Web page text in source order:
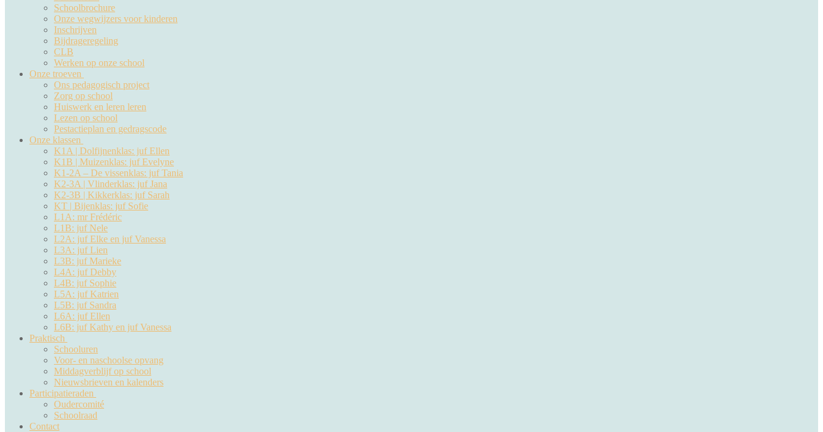
Schoolbrochure
Onze wegwijzers voor kinderen
Inschrijven
Bijdrageregeling
CLB
Werken op onze school
Onze troeven
Ons pedagogisch project
Zorg op school
Huiswerk en leren leren
Lezen op school
Pestactieplan en gedragscode
Onze klassen
K1A | Dolfijnenklas: juf Ellen
K1B | Muizenklas: juf Evelyne
K1-2A – De vissenklas: juf Tania
K2-3A | Vlinderklas: juf Jana
K2-3B | Kikkerklas: juf Sarah
KT | Bijenklas: juf Sofie
L1A: mr Frédéric
L1B: juf Nele
L2A: juf Elke en juf Vanessa
L3A: juf Lien
L3B: juf Marieke
L4A: juf Debby
L4B: juf Sophie
L5A: juf Katrien
L5B: juf Sandra
L6A: juf Ellen
L6B: juf Kathy en juf Vanessa
Praktisch
Schooluren
Voor- en naschoolse opvang
Middagverblijf op school
Nieuwsbrieven en kalenders
Participatieraden
Oudercomité
Schoolraad
Contact